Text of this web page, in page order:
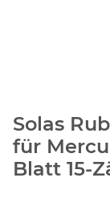
Solas
für
Blatt 15-